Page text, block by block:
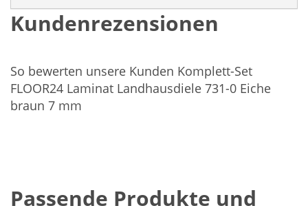
Kundenrezensionen
So bewerten unsere Kunden Komplett-Set
FLOOR24 Laminat Landhausdiele 731-0 Eiche
braun 7 mm
Passende Produkte und